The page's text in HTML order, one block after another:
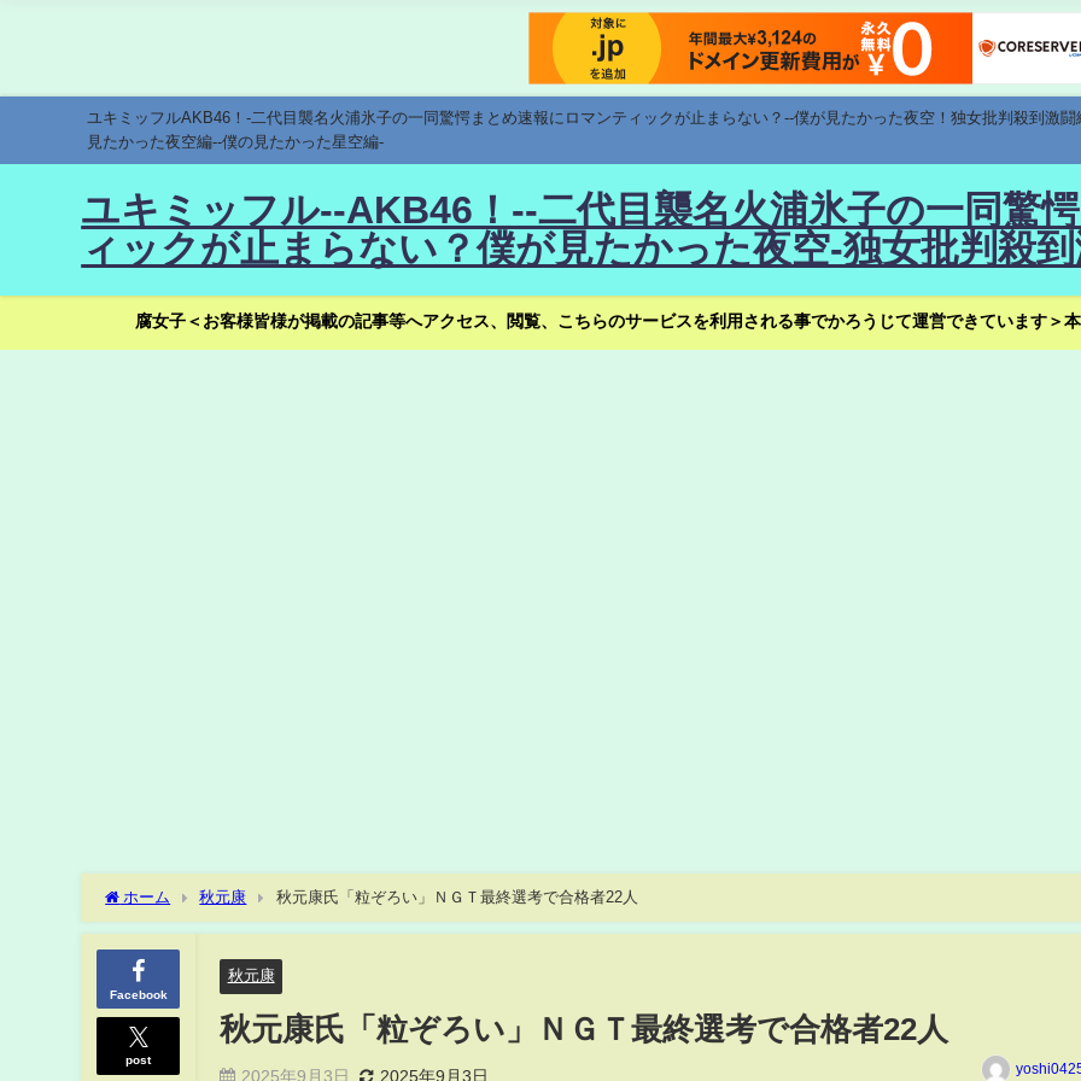
ユキミッフルAKB46！-二代目襲名火浦氷子の一同驚愕まとめ速報にロマンティックが止まらない？--僕が見たかった夜空！独女批判殺到激
見たかった夜空編--僕の見たかった星空編-
ユキミッフル--AKB46！--二代目襲名火浦氷子の一同驚
ィックが止まらない？僕が見たかった夜空-独女批判殺
腐女子＜お客様皆様が掲載の記事等へアクセス、閲覧、こちらのサービスを利用される事でかろうじて運営できています＞
ホーム 秋元康 秋元康氏「粒ぞろい」ＮＧＴ最終選考で合格者22人
Facebook
post
秋元康
秋元康氏「粒ぞろい」ＮＧＴ最終選考で合格者22人
2025年9月3日 2025年9月3日